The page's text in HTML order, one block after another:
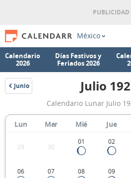
México
Calendario
2026
Días Festivos y
Feriados 2026
Junio
1925
Julio
1925
de
Julio
Calendario Lunar Julio
Lun Mar Mié Jue
29 30
01 02
06 07 08 09